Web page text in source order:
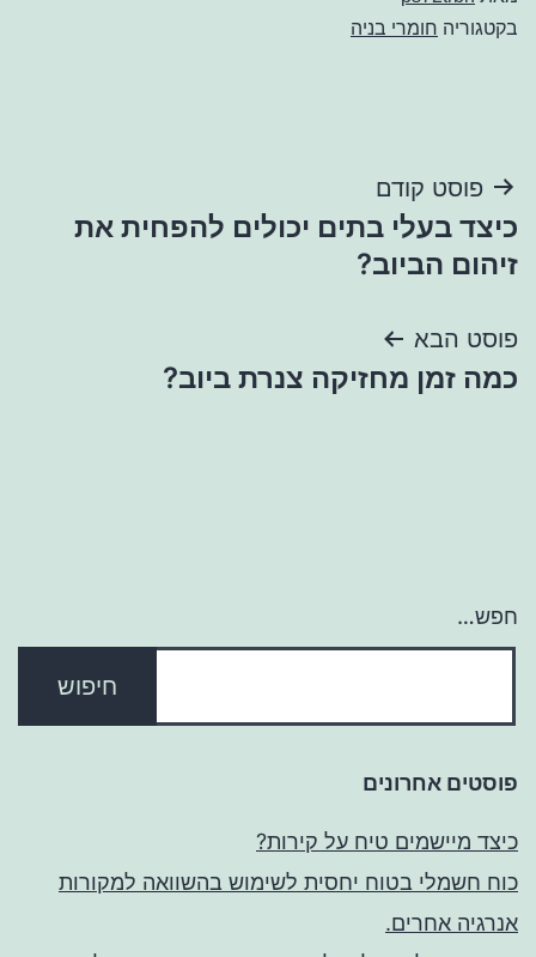
בקטגוריה חומרי בניה
ניווט
פוסט קודם
כיצד בעלי בתים יכולים להפחית את
זיהום הביוב?
פוסט הבא
כמה זמן מחזיקה צנרת ביוב?
חפש…
פוסטים אחרונים
כיצד מיישמים טיח על קירות?
כוח חשמלי בטוח יחסית לשימוש בהשוואה למקורות
אנרגיה אחרים.